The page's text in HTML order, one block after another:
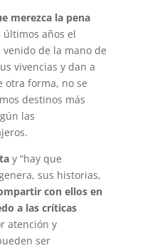
merezca la pena
últimos años el
de la mano de
vivencias y dan a
otra forma, no se
destinos más
las
y “hay que
sus historias,
con ellos en
a las críticas
atención y
ser